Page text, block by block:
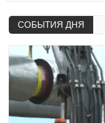
СОБЫТИЯ ДНЯ